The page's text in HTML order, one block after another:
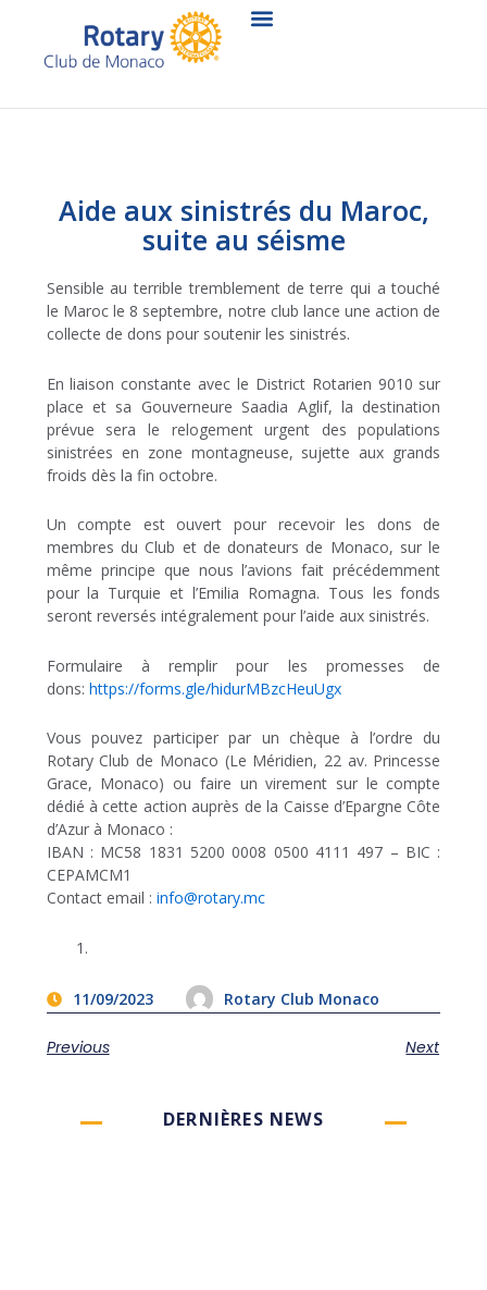
contenu
Aide aux sinistrés du Maroc,
suite au séisme
Sensible au terrible tremblement de terre qui a touché
le Maroc le 8 septembre, notre club lance une action de
collecte de dons pour soutenir les sinistrés.
En liaison constante avec le District Rotarien 9010 sur
place et sa Gouverneure Saadia Aglif, la destination
prévue sera le relogement urgent des populations
sinistrées en zone montagneuse, sujette aux grands
froids dès la fin octobre.
Un compte est ouvert pour recevoir les dons de
membres du Club et de donateurs de Monaco, sur le
même principe que nous l’avions fait précédemment
pour la Turquie et l’Emilia Romagna. Tous les fonds
seront reversés intégralement pour l’aide aux sinistrés.
Formulaire à remplir pour les promesses de
dons: https://forms.gle/hidurMBzcHeuUgx
Vous pouvez participer par un chèque à l’ordre du
Rotary Club de Monaco (Le Méridien, 22 av. Princesse
Grace, Monaco) ou faire un virement sur le compte
dédié à cette action auprès de la Caisse d’Epargne Côte
d’Azur à Monaco :
IBAN : MC58 1831 5200 0008 0500 4111 497 – BIC :
CEPAMCM1
Contact email : info@rotary.mc
11/09/2023 Rotary Club Monaco
Previous Next
DERNIÈRES NEWS